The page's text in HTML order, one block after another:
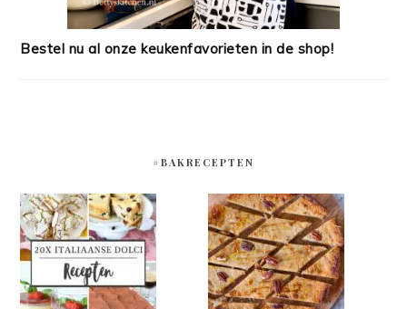
Bestel nu al onze keukenfavorieten in de shop!
#BAKRECEPTEN